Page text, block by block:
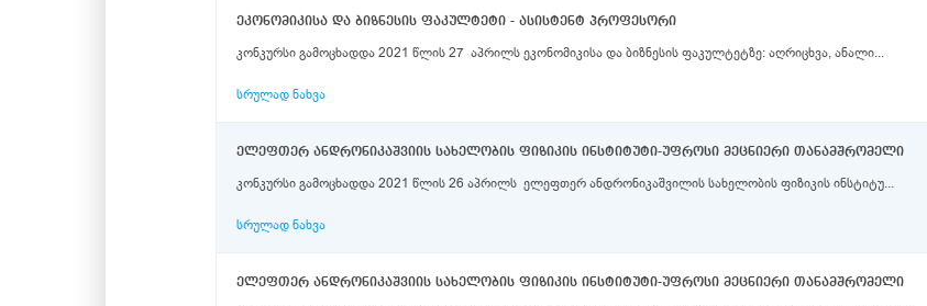
ეკონომიკისა და ბიზნესის ფაკულტეტი - ასისტენტ პროფესორი
კონკურსი გამოცხადდა 2021 წლის 27 აპრილს ეკონომიკისა და ბიზნესის ფაკულტეტზე: აღრიცხვა, ანალი...
სრულად ნახვა
ელეფთერ ანდრონიკაშვიის სახელობის ფიზიკის ინსტიტუტი-უფროსი მეცნიერი თანამშრომელი
კონკურსი გამოცხადდა 2021 წლის 26 აპრილს ელეფთერ ანდრონიკაშვილის სახელობის ფიზიკის ინსტიტუ...
სრულად ნახვა
ელეფთერ ანდრონიკაშვიის სახელობის ფიზიკის ინსტიტუტი-უფროსი მეცნიერი თანამშრომელი